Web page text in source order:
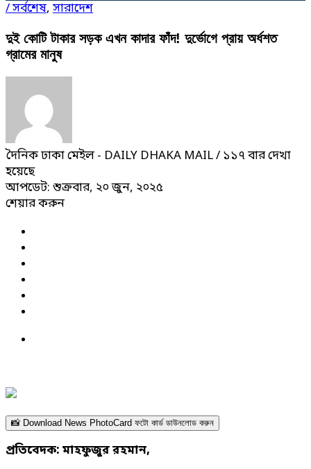
/সর্বশেষ, সারাদেশ
দুই কোটি টাকার সড়ক এখন কাদার ফাঁদ! দুর্ভোগে প্রায় অর্ধশত
গ্রামের মানুষ
দৈনিক ঢাকা মেইল - DAILY DHAKA MAIL/ ১১৭ বার দেখা
হয়েছে
আপডেট: শুক্রবার, ২০ জুন, ২০২৫
শেয়ার করুন
📸 Download News PhotoCard ফটো কার্ড ডাউনলোড করুন
প্রতিবেদক: মাহফুজুর রহমান,